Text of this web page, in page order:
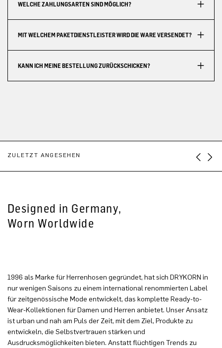
WELCHE ZAHLUNGSARTEN SIND MÖGLICH?
MIT WELCHEM PAKETDIENSTLEISTER WIRD DIE WARE VERSENDET?
KANN ICH MEINE BESTELLUNG ZURÜCKSCHICKEN?
ZULETZT ANGESEHEN
Designed in Germany,
Worn Worldwide
1996 als Marke für Herrenhosen gegründet, hat sich DRYKORN in
nur wenigen Saisons zu einem international renommierten Label
für zeitgenössische Mode entwickelt, das komplette Ready-to-
Wear-Kollektionen für Damen und Herren anbietet. Unser Ansatz
ist urban und nah am Puls der Zeit, mit dem Ziel, Produkte zu
entwickeln, die Selbstvertrauen stärken und
Ausdrucksmöglichkeiten bieten. Anstatt flüchtigen Trends zu